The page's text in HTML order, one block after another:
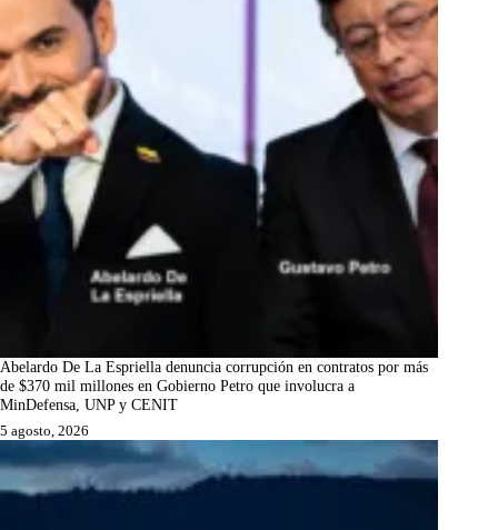
Abelardo De La Espriella denuncia corrupción en contratos por más
de $370 mil millones en Gobierno Petro que involucra a
MinDefensa, UNP y CENIT
5 agosto, 2026